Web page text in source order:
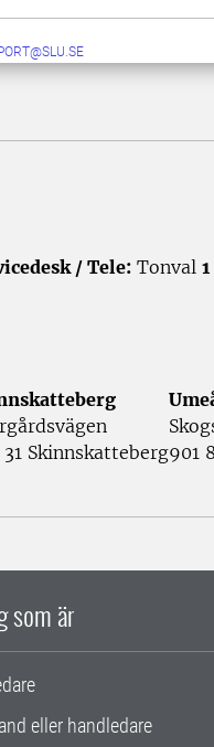
/ Tele: Tonval 1
31 Skinnskatteberg901
som är
eller handledare